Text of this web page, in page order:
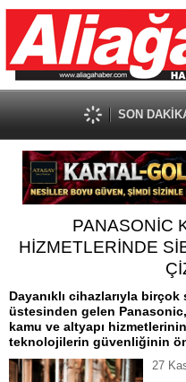
SON
PANASONİC
HİZMETLERİNDE
Dayanıklı cihazlarıyla
üstesinden gelen
kamu ve altyapı
teknolojilerin güvenliğinin
27